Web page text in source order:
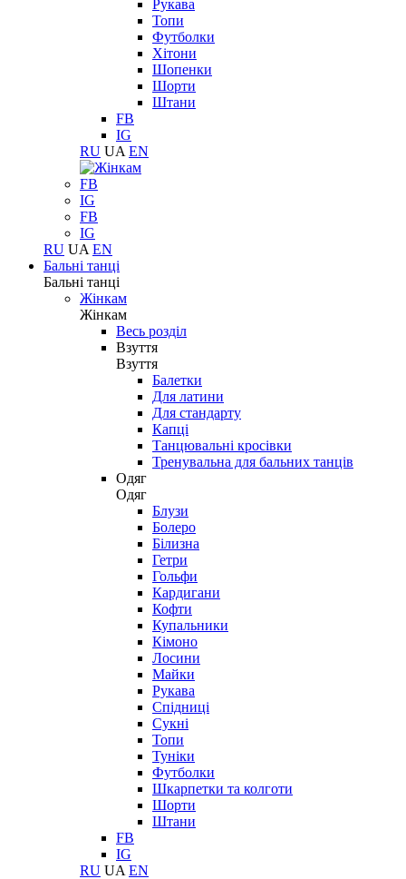
Рукава
Топи
Футболки
Хітони
Шопенки
Шорти
Штани
FB
IG
RU UA EN
FB
IG
FB
IG
RU UA EN
Бальні танці
Бальні танці
Жінкам
Жінкам
Весь розділ
Взуття
Взуття
Балетки
Для латини
Для стандарту
Капці
Танцювальні кросівки
Тренувальна для бальних танців
Одяг
Одяг
Блузи
Болеро
Білизна
Гетри
Гольфи
Кардигани
Кофти
Купальники
Кімоно
Лосини
Майки
Рукава
Спідниці
Сукні
Топи
Туніки
Футболки
Шкарпетки та колготи
Шорти
Штани
FB
IG
RU UA EN